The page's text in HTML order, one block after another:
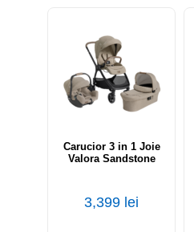
Carucior 3 in 1 Joie
Valora Sandstone
3,399 lei